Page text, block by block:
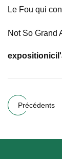
Le Fou qui
Not So Grand
expositionici
Précédents